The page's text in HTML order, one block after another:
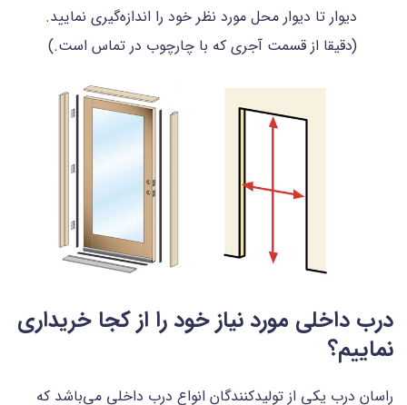
دیوار تا دیوار محل مورد نظر خود را اندازه‌گیری نمایید.
(دقیقا از قسمت آجری که با چارچوب در تماس است.)
درب داخلی مورد نیاز خود را از کجا خریداری
نماییم؟
راسان درب یکی از تولیدکنندگان انواع درب داخلی می‌باشد که